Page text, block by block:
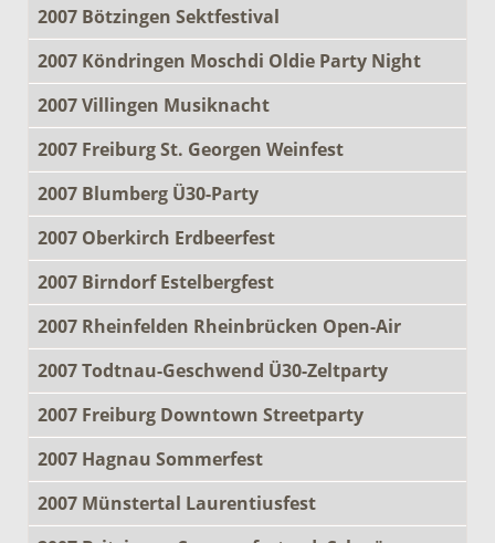
2007 Bötzingen Sektfestival
2007 Köndringen Moschdi Oldie Party Night
2007 Villingen Musiknacht
2007 Freiburg St. Georgen Weinfest
2007 Blumberg Ü30-Party
2007 Oberkirch Erdbeerfest
2007 Birndorf Estelbergfest
2007 Rheinfelden Rheinbrücken Open-Air
2007 Todtnau-Geschwend Ü30-Zeltparty
2007 Freiburg Downtown Streetparty
2007 Hagnau Sommerfest
2007 Münstertal Laurentiusfest